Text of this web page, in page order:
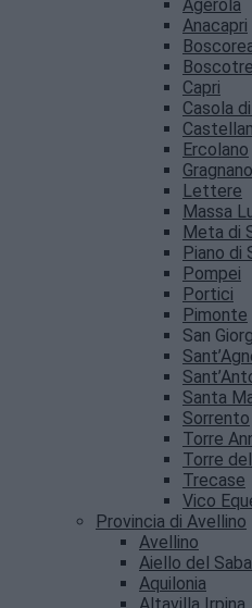
Agerola
Anacapri
Capri
Casola
Ercolano
Gragnano
Lettere
Massa
Meta di
Piano di
Pompei
Portici
Pimonte
San
Santa
Sorrento
Torre
Torre
Trecase
Vico
Provincia di Avellino
Avellino
Aiello del
Aquilonia